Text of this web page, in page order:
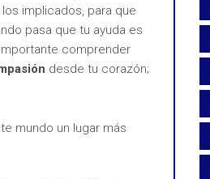
implicados, para que
pasa que tu ayuda es
comprender
desde tu corazón;
mundo un lugar más